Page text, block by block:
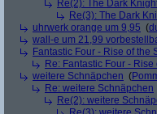
Re(2): The Dark
Re(3): The Dark
uhrwerk orange um 9,95 (
wall-e um 21,99
Fantastic Four - Rise of the
Re: Fantastic Four -
weitere Schnäpchen (
Re: weitere Schnäpchen
Re(2): weitere